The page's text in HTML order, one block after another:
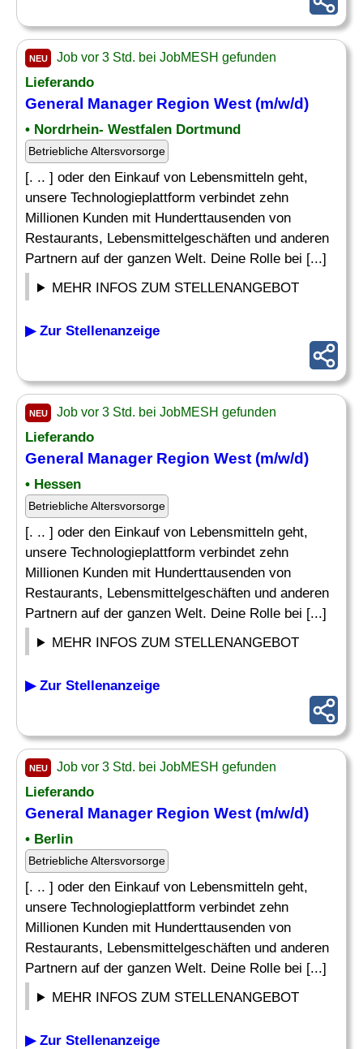
NEU Job vor 3 Std. bei JobMESH gefunden
Lieferando
General ManagerRegion West (m/w/d)
• Nordrhein- Westfalen Dortmund
Betriebliche Altersvorsorge
[. .. ] oder den Einkauf von Lebensmitteln geht,
unsere Technologieplattform verbindet zehn
Millionen Kunden mit Hunderttausenden von
Restaurants, Lebensmittelgeschäften und anderen
Partnern auf der ganzen Welt. Deine Rolle bei [...]
MEHR INFOS ZUM STELLENANGEBOT
▶ Zur Stellenanzeige
NEU Job vor 3 Std. bei JobMESH gefunden
Lieferando
General ManagerRegion West (m/w/d)
• Hessen
Betriebliche Altersvorsorge
[. .. ] oder den Einkauf von Lebensmitteln geht,
unsere Technologieplattform verbindet zehn
Millionen Kunden mit Hunderttausenden von
Restaurants, Lebensmittelgeschäften und anderen
Partnern auf der ganzen Welt. Deine Rolle bei [...]
MEHR INFOS ZUM STELLENANGEBOT
▶ Zur Stellenanzeige
NEU Job vor 3 Std. bei JobMESH gefunden
Lieferando
General ManagerRegion West (m/w/d)
• Berlin
Betriebliche Altersvorsorge
[. .. ] oder den Einkauf von Lebensmitteln geht,
unsere Technologieplattform verbindet zehn
Millionen Kunden mit Hunderttausenden von
Restaurants, Lebensmittelgeschäften und anderen
Partnern auf der ganzen Welt. Deine Rolle bei [...]
MEHR INFOS ZUM STELLENANGEBOT
▶ Zur Stellenanzeige